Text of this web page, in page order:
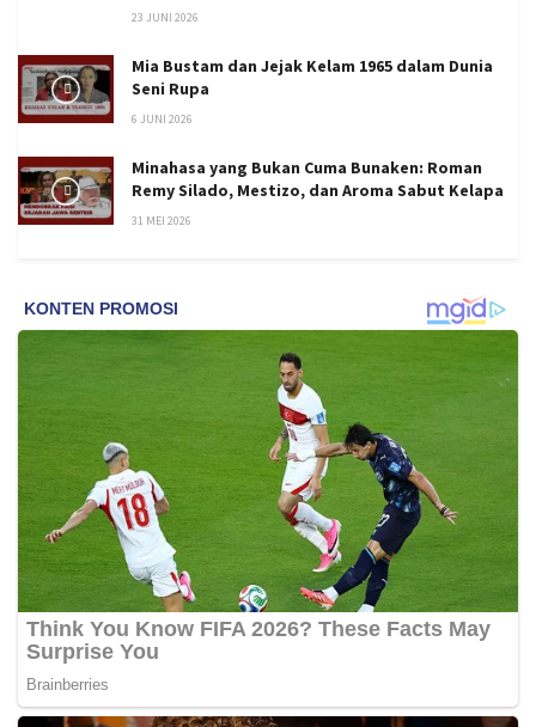
23 JUNI 2026
Mia Bustam dan Jejak Kelam 1965 dalam Dunia
Seni Rupa
6 JUNI 2026
Minahasa yang Bukan Cuma Bunaken: Roman
Remy Silado, Mestizo, dan Aroma Sabut Kelapa
31 MEI 2026